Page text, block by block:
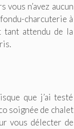
n’avez aucun
charcuterie à
tant attendu de la
que j’ai testé
soignée de chalet
vous délecter de